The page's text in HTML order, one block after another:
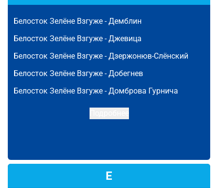
Белосток Зелёне Взгуже -Демблин
Белосток Зелёне Взгуже -Джевица
Белосток Зелёне Взгуже -Дзержонюв-Слёнский
Белосток Зелёне Взгуже -Добегнев
Белосток Зелёне Взгуже -Домброва Гурнича
Е